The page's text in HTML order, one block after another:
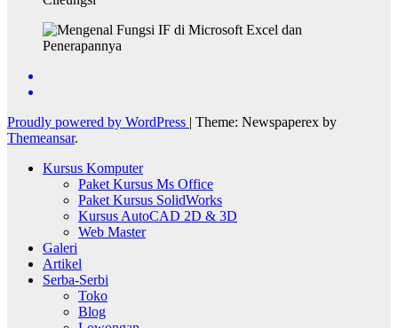
Proudly powered by WordPress | Theme: Newspaperex by
Themeansar.
Kursus Komputer
Paket Kursus Ms Office
Paket Kursus SolidWorks
Kursus AutoCAD 2D & 3D
Web Master
Galeri
Artikel
Serba-Serbi
Toko
Blog